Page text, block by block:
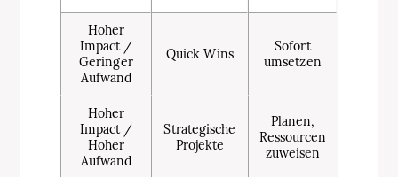
Hoher
Impact /
Geringer
Aufwand
Quick Wins
Sofort
umsetzen
Hoher
Impact /
Hoher
Aufwand
Strategische
Projekte
Planen,
Ressourcen
zuweisen